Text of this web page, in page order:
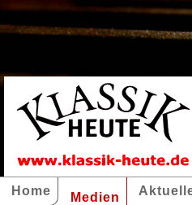
Home Medien